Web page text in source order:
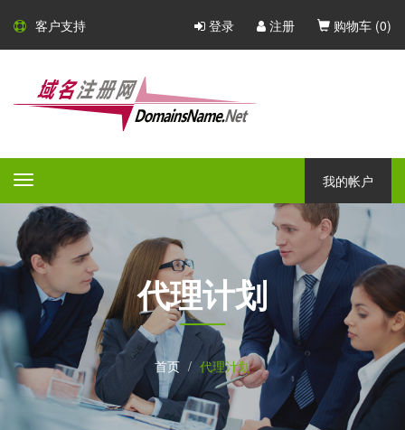
客户支持 登录 注册 购物车 (0)
Toggle
navigation
我的帐户
代理计划
首页 代理计划